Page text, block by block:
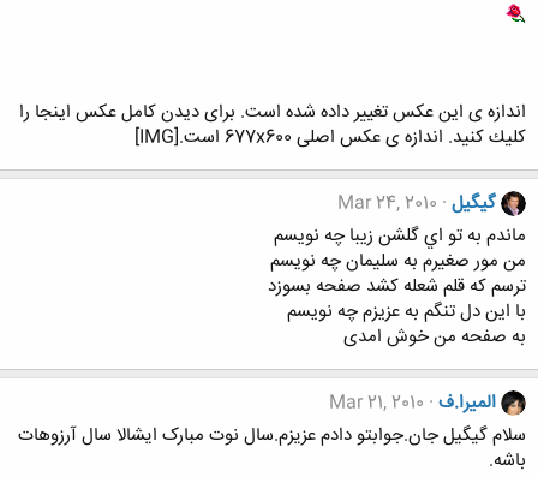
اندازه ی اين عكس تغيير داده شده است. برای ديدن كامل عكس اينجا را
كليك كنيد. اندازه ی عكس اصلی 677x600 است.[IMG]
گیگیل Mar 24, 2010
ماندم به تو اي گلشن زيبا چه نويسم
من مور صغيرم به سليمان چه نويسم
ترسم كه قلم شعله كشد صفحه بسوزد
با اين دل تنگم به عزيزم چه نويسم
به صفحه من خوش امدی
المیرا.ف Mar 21, 2010
سلام گیگیل جان.جوابتو دادم عزیزم.سال نوت مبارک ایشالا سال آرزوهات
باشه.